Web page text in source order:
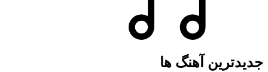
جدیدترین آهنگ ها